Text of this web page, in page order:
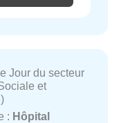
Jour du secteur
et
: Hôpital